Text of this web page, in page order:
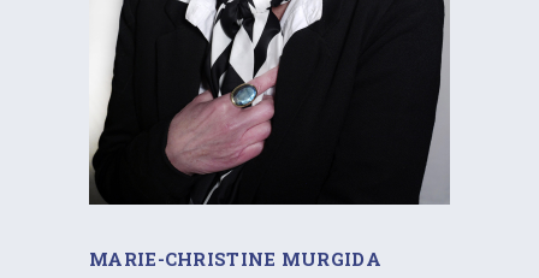
MARIE-CHRISTINE MURGIDA